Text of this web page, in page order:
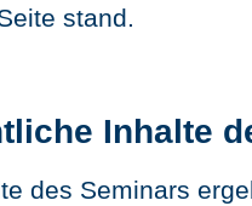
stand.
Inhalte
des Seminars